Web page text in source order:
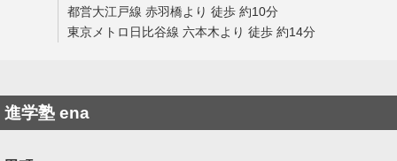
都営大江戸線 赤羽橋より 徒歩 約10分
東京メトロ日比谷線 六本木より 徒歩 約14分
進学塾 ena